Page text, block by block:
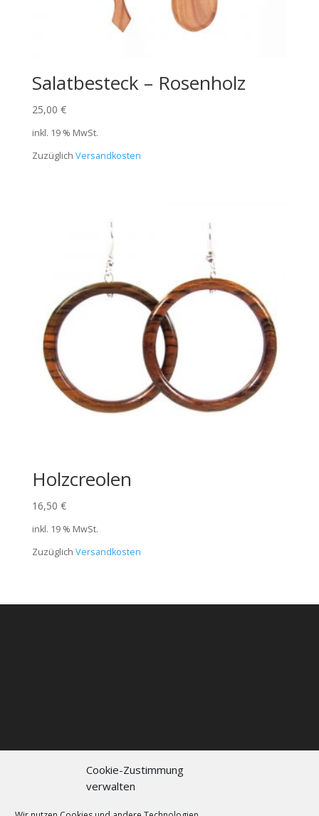
Cookie-Zustimmung
verwalten
Salatbesteck – Rosenholz
25,00 €
inkl. 19 % MwSt.
Zuzüglich Versandkosten
Holzcreolen
16,50 €
inkl. 19 % MwSt.
Zuzüglich Versandkosten
Kontakt
Datenschutzerklärung
Cookie policy (EU)